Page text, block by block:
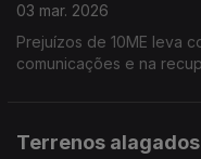
03 mar. 2026
Prejuízos de 10ME leva
comunicações e na
Terrenos